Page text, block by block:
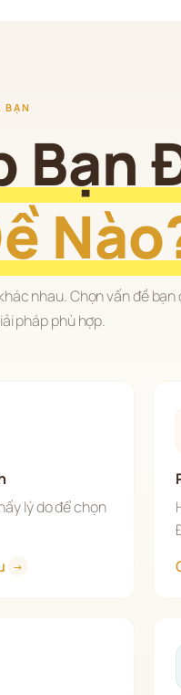
BẠN
Bạn
nhau. Chọn vấn đề bạn
pháp phù hợp.
lý do để chọn
→